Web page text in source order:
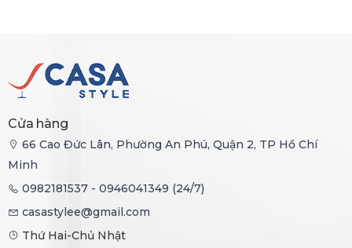
Cửa hàng
66 Cao Đức Lân, Phường An Phú, Quận 2, TP Hồ Chí
Minh
0982181537 - 0946041349 (24/7)
casastylee@gmail.com
Thứ Hai-Chủ Nhật